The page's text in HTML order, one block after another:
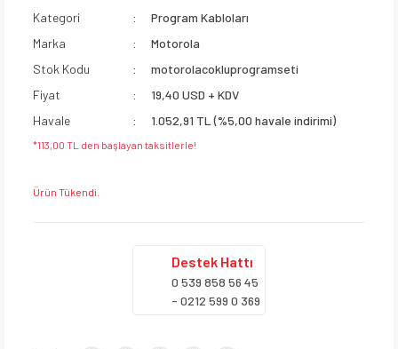
Kategori
Program Kabloları
Marka
Motorola
Stok Kodu
motorolacokluprogramseti
Fiyat
19,40 USD + KDV
Havale
1.052,91 TL (%5,00 havale indirimi)
*113,00 TL den başlayan taksitlerle!
Ürün Tükendi.
Destek Hattı
0 539 858 56 45
- 0212 599 0 369